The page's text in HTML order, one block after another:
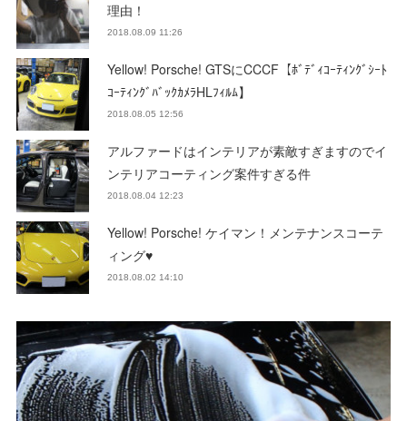
理由！
2018.08.09 11:26
Yellow! Porsche! GTSにCCCF【ﾎﾞﾃﾞｨｺｰﾃｨﾝｸﾞｼｰﾄ
ｺｰﾃｨﾝｸﾞﾊﾞｯｸｶﾒﾗHLﾌｨﾙﾑ】
2018.08.05 12:56
アルファードはインテリアが素敵すぎますのでイ
ンテリアコーティング案件すぎる件
2018.08.04 12:23
Yellow! Porsche! ケイマン！メンテナンスコーテ
ィング♥
2018.08.02 14:10